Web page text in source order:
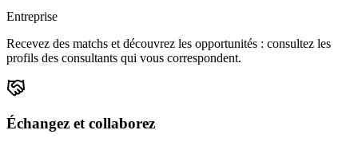
Entreprise
Recevez des matchs et découvrez les opportunités : consultez les
profils des consultants qui vous correspondent.
Échangez et collaborez